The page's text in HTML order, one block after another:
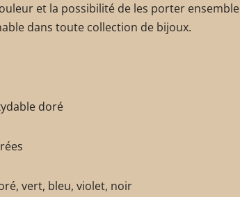
et la possibilité de les porter ensemble
dans toute collection de bijoux.
doré
vert, bleu, violet, noir